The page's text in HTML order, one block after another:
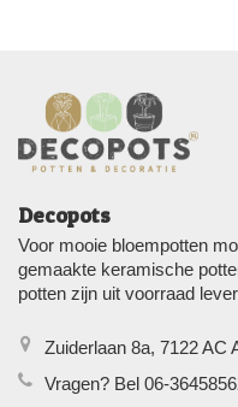
Decopots
Voor mooie bloempotten
gemaakte keramische
potten zijn uit voorraad
Zuiderlaan 8a, 7122 AC
Vragen? Bel 06-